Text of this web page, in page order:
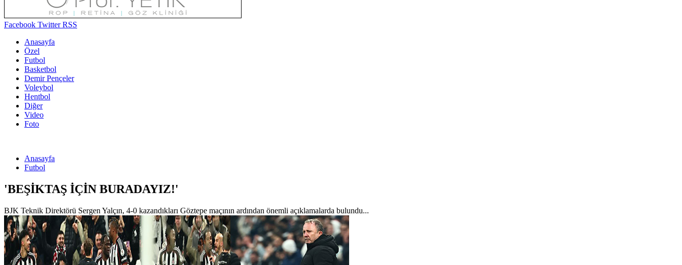
Facebook TwitterRSS
Anasayfa
Özel
Futbol
Basketbol
Demir Pençeler
Voleybol
Hentbol
Diğer
Video
Foto
Anasayfa
Futbol
'BEŞİKTAŞ İÇİN BURADAYIZ!'
BJK Teknik Direktörü Sergen Yalçın, 4-0 kazandıkları Göztepe maçının ardından önemli açıklamalarda bulundu...